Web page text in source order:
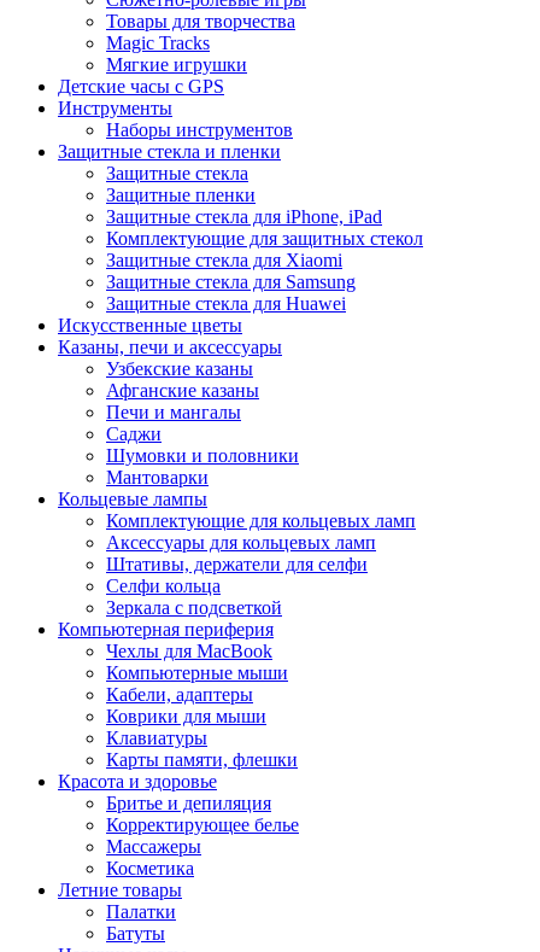
Товары для творчества
Magic Tracks
Мягкие игрушки
Детские часы с GPS
Инструменты
Наборы инструментов
Защитные стекла и пленки
Защитные стекла
Защитные пленки
Защитные стекла для iPhone, iPad
Комплектующие для защитных стекол
Защитные стекла для Xiaomi
Защитные стекла для Samsung
Защитные стекла для Huawei
Искусственные цветы
Казаны, печи и аксессуары
Узбекские казаны
Афганские казаны
Печи и мангалы
Саджи
Шумовки и половники
Мантоварки
Кольцевые лампы
Комплектующие для кольцевых ламп
Аксессуары для кольцевых ламп
Штативы, держатели для селфи
Селфи кольца
Зеркала с подсветкой
Компьютерная периферия
Чехлы для MacBook
Компьютерные мыши
Кабели, адаптеры
Коврики для мыши
Клавиатуры
Карты памяти, флешки
Красота и здоровье
Бритье и депиляция
Корректирующее белье
Массажеры
Косметика
Летние товары
Палатки
Батуты